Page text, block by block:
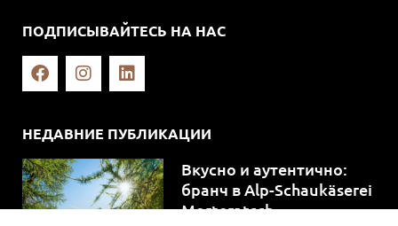
ПОДПИСЫВАЙТЕСЬ НА НАС
НЕДАВНИЕ ПУБЛИКАЦИИ
Вкусно и аутентично:
бранч в Alp-Schaukäserei
Morteratsch